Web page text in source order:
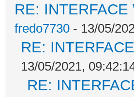
RE:
fredo7730 - 13/05/
RE:
13/05/2021,
RE: